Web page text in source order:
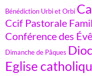
Bénédiction Urbi et Orbi
Ccif Pastorale
Conférence des
Dimanche de Pâques
Eglise